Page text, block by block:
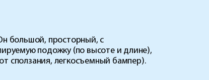
большой, просторный, с
подожку (по высоте и длине),
сползания, легкосъемный бампер).